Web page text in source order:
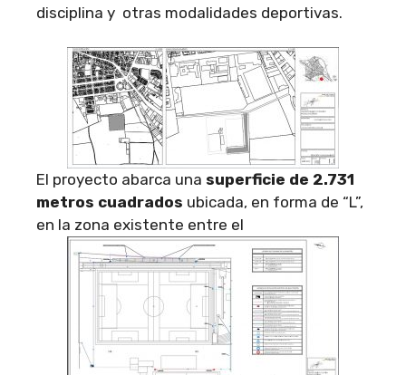
disciplina y otras modalidades deportivas.
El proyecto abarca una superficie de 2.731
metros cuadrados ubicada, en forma de “L”,
en la zona existente entre el